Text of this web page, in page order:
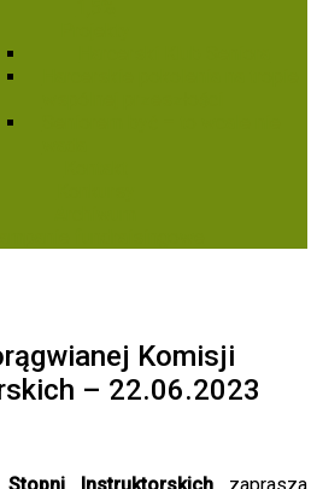
Komisji
– 22.06.2023